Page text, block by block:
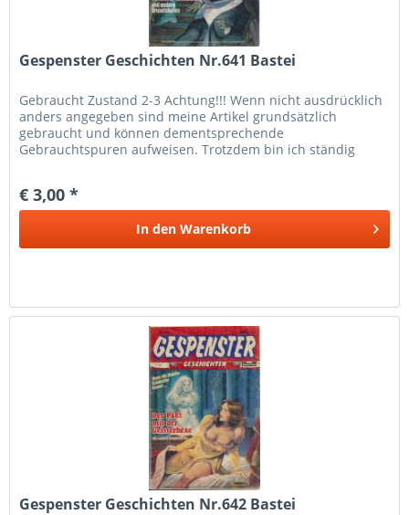
Gespenster Geschichten Nr.641 Bastei
Gebraucht Zustand 2-3 Achtung!!! Wenn nicht ausdrücklich
anders angegeben sind meine Artikel grundsätzlich
gebraucht und können dementsprechende
Gebrauchtspuren aufweisen. Trotzdem bin ich ständig
€ 3,00 *
In den Warenkorb
Gespenster Geschichten Nr.642 Bastei